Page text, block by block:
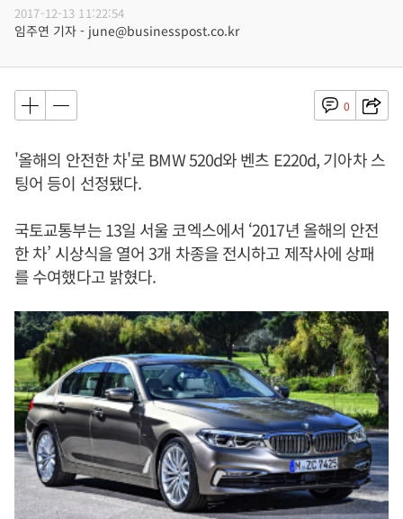
2017-12-13 11:22:54
임주연 기자 - june@businesspost.co.kr
0
'올해의 안전한 차'로 BMW 520d와 벤츠 E220d, 기아차 스
팅어 등이 선정됐다.
국토교통부는 13일 서울 코엑스에서 ‘2017년 올해의 안전
한 차’ 시상식을 열어 3개 차종을 전시하고 제작사에 상패
를 수여했다고 밝혔다.